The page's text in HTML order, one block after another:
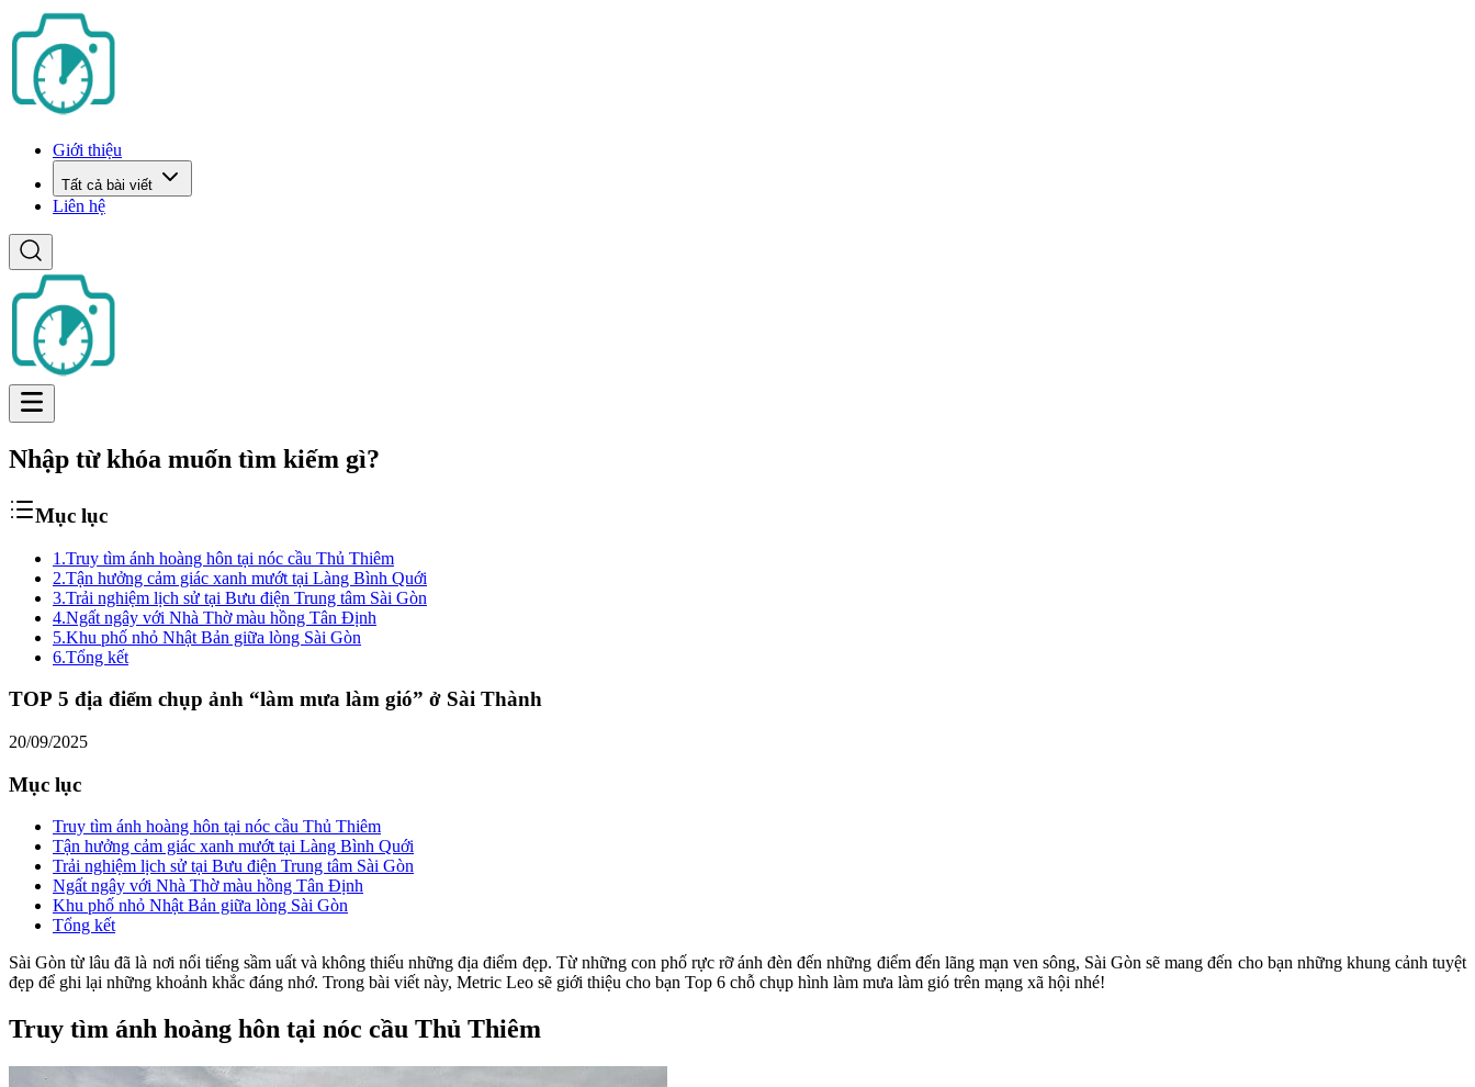
Giới thiệu
Tất cả bài viết
Liên hệ
Nhập từ khóa muốn tìm kiếm gì?
Mục lục
1.Truy tìm ánh hoàng hôn tại nóc cầu Thủ Thiêm
2.Tận hưởng cảm giác xanh mướt tại Làng Bình Quới
3.Trải nghiệm lịch sử tại Bưu điện Trung tâm Sài Gòn
4.Ngất ngây với Nhà Thờ màu hồng Tân Định
5.Khu phố nhỏ Nhật Bản giữa lòng Sài Gòn
6.Tổng kết
TOP 5 địa điểm chụp ảnh “làm mưa làm gió” ở Sài Thành
20/09/2025
Mục lục
Truy tìm ánh hoàng hôn tại nóc cầu Thủ Thiêm
Tận hưởng cảm giác xanh mướt tại Làng Bình Quới
Trải nghiệm lịch sử tại Bưu điện Trung tâm Sài Gòn
Ngất ngây với Nhà Thờ màu hồng Tân Định
Khu phố nhỏ Nhật Bản giữa lòng Sài Gòn
Tổng kết
Sài Gòn từ lâu đã là nơi nổi tiếng sầm uất và không thiếu những địa điểm đẹp. Từ những con phố rực rỡ ánh đèn đến những điểm đến lãng mạn ven sông, Sài Gòn sẽ mang đến cho bạn những khung cảnh tuyệt
đẹp để ghi lại những khoảnh khắc đáng nhớ. Trong bài viết này, Metric Leo sẽ giới thiệu cho bạn Top 6 chỗ chụp hình làm mưa làm gió trên mạng xã hội nhé!
Truy tìm ánh hoàng hôn tại nóc cầu Thủ Thiêm